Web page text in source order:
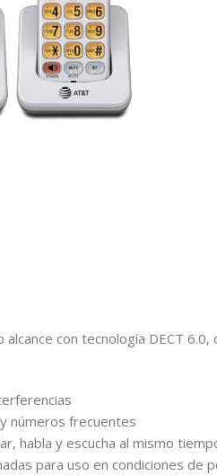
con tecnología DECT
números frecuentes
habla y escucha al mismo
para uso en condiciones de